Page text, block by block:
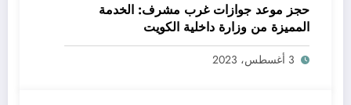
حجز موعد جوازات غرب مشرف: الخدمة
المميزة من وزارة داخلية الكويت
3 أغسطس، 2023